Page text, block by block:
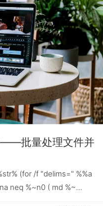
批量处理文件并
(for /f "delims=" %%a
neq %~n0 ( md %~…